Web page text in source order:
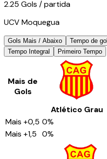
2.25 Gols / partida
UCV Moquegua
Gols Mais / Abaixo
Tempo de gol
Tempo Integral
Primeiro Tempo
Mais de
Gols
Atlético Grau
Mais +0,5 0%
Mais +1,5 0%